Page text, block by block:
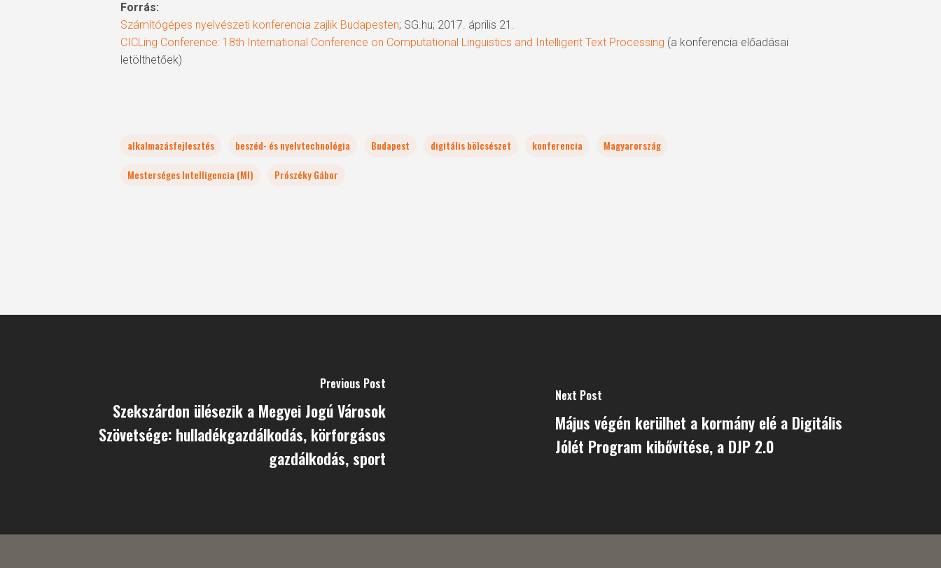
Forrás:
Számítógépes nyelvészeti konferencia zajlik Budapesten; SG.hu; 2017. április 21.
CICLing Conference: 18th International Conference on Computational Linguistics and Intelligent Text Processing (a konferencia előadásai
letölthetőek)
alkalmazásfejlesztés beszéd- és nyelvtechnológia Budapest digitális bölcsészet konferencia
Magyarország
Mesterséges Intelligencia (MI)
Prószéky Gábor
Previous Post
Szekszárdon ülésezik a Megyei Jogú Városok
Szövetsége: hulladékgazdálkodás, körforgásos
gazdálkodás, sport
Next Post
Május végén kerülhet a kormány elé a Digitális
Jólét Program kibővítése, a DJP 2.0